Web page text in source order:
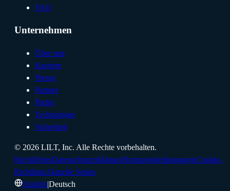
FAQ
Unternehmen
Über uns
Karriere
Presse
Partner
Preise
Technologie
Sicherheit
© 2026 LILT, Inc. Alle Rechte vorbehalten.
RechtlichesDatenschutzerklärungNutzungsbedingungenCookie-
RichtlinieAktuelle Seiten
English|Deutsch